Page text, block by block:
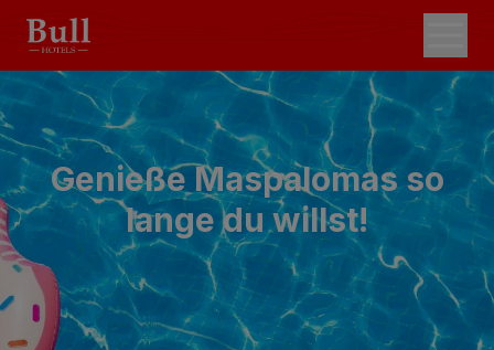
Genieße Maspalomas so
lange du willst!